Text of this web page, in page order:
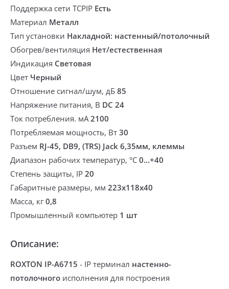
Поддержка сети TCPIP Есть
Материал Металл
Тип установки Накладной: настенный/потолочный
Обогрев/вентиляция Нет/естественная
Индикация Световая
Цвет Черный
Отношение сигнал/шум, дБ 85
Напряжение питания, В DC 24
Ток потребления. мА2100
Потребляемая мощность, Вт 30
Разъем RJ-45, DB9, (TRS) Jack 6,35мм, клеммы
Диапазон рабочих температур, °С 0...+40
Степень защиты, IP 20
Габаритные размеры, мм 223х118х40
Масса, кг0,8
Промышленный компьютер 1 шт
Описание:
ROXTON IP-A6715 - IP терминал настенно-
потолочного исполнения для построения